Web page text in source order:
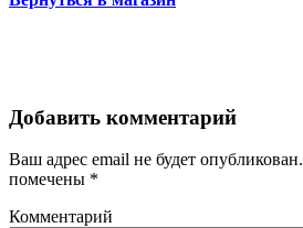
Добавить комментарий
Ваш адрес email не будет
помечены *
Комментарий